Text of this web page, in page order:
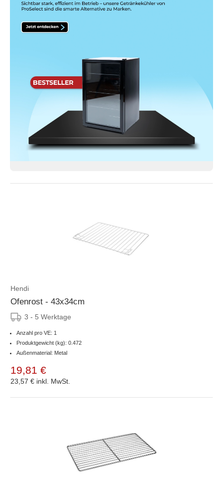
Hendi
Ofenrost - 43x34cm
3 - 5 Werktage
Anzahl pro VE: 1
Produktgewicht (kg): 0.472
Außenmaterial: Metal
19,81 €
23,57 € inkl. MwSt.